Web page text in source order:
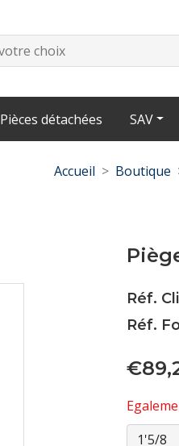
Pièces détachées SAV
Accueil Boutique
Réf.
Réf.